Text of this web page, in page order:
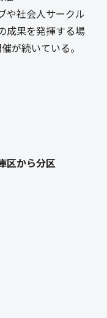
や社会人サークル
成果を発揮する場
が続いている。
区から分区